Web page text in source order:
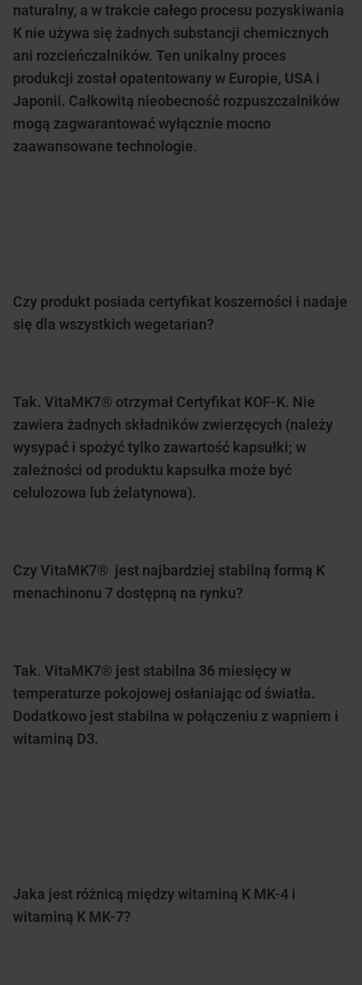
naturalny, a w trakcie całego procesu pozyskiwania
K nie używa się żadnych substancji chemicznych
ani rozcieńczalników. Ten unikalny proces
produkcji został opatentowany w Europie, USA i
Japonii. Całkowitą nieobecność rozpuszczalników
mogą zagwarantować wyłącznie mocno
zaawansowane technologie.
Czy produkt posiada certyfikat koszerności i nadaje
się dla wszystkich wegetarian?
Tak. VitaMK7® otrzymał Certyfikat KOF-K. Nie
zawiera żadnych składników zwierzęcych (należy
wysypać i spożyć tylko zawartość kapsułki; w
zależności od produktu kapsułka może być
celulozowa lub żelatynowa).
Czy VitaMK7® jest najbardziej stabilną formą K
menachinonu 7 dostępną na rynku?
Tak. VitaMK7® jest stabilna 36 miesięcy w
temperaturze pokojowej osłaniając od światła.
Dodatkowo jest stabilna w połączeniu z wapniem i
witaminą D3.
Jaka jest różnicą między witaminą K MK-4 i
witaminą K MK-7?